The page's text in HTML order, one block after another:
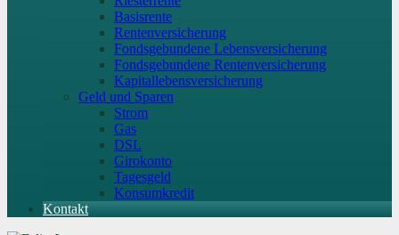
Basisrente
Rentenversicherung
Fondsgebundene Lebensversicherung
Fondsgebundene Rentenversicherung
Kapitallebensversicherung
Geld und Sparen
Strom
Gas
DSL
Girokonto
Tagesgeld
Konsumkredit
Kontakt